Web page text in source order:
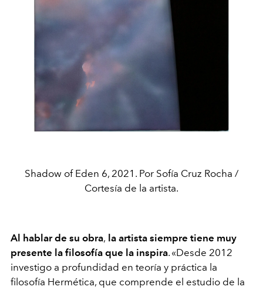
Shadow of Eden 6, 2021. Por Sofía Cruz Rocha /
Cortesía de la artista.
Al hablar de su obra, la artista siempre tiene muy
presente la filosofía que la inspira. «Desde 2012
investigo a profundidad en teoría y práctica la
filosofía Hermética, que comprende el estudio de la